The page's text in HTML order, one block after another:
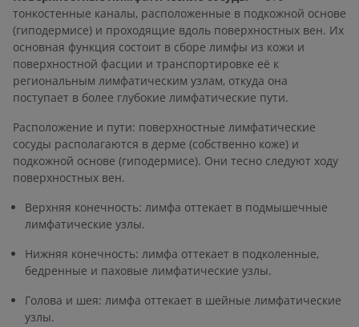
тонкостенные каналы, расположенные в подкожной основе
(гиподермисе) и проходящие вдоль поверхностных вен. Их
основная функция состоит в сборе лимфы из кожи и
поверхностной фасции и транспортировке её к
региональным лимфатическим узлам, откуда она
поступает в более глубокие лимфатические пути.
Расположение и пути: поверхностные лимфатические
сосуды располагаются в дерме (собственно коже) и
подкожной основе (гиподермисе). Они тесно следуют ходу
поверхностных вен.
Верхняя конечность: лимфа оттекает в подмышечные
лимфатические узлы.
Нижняя конечность: лимфа оттекает в подколенные,
бедренные и паховые лимфатические узлы.
Голова и шея: лимфа оттекает в шейные лимфатические
узлы.